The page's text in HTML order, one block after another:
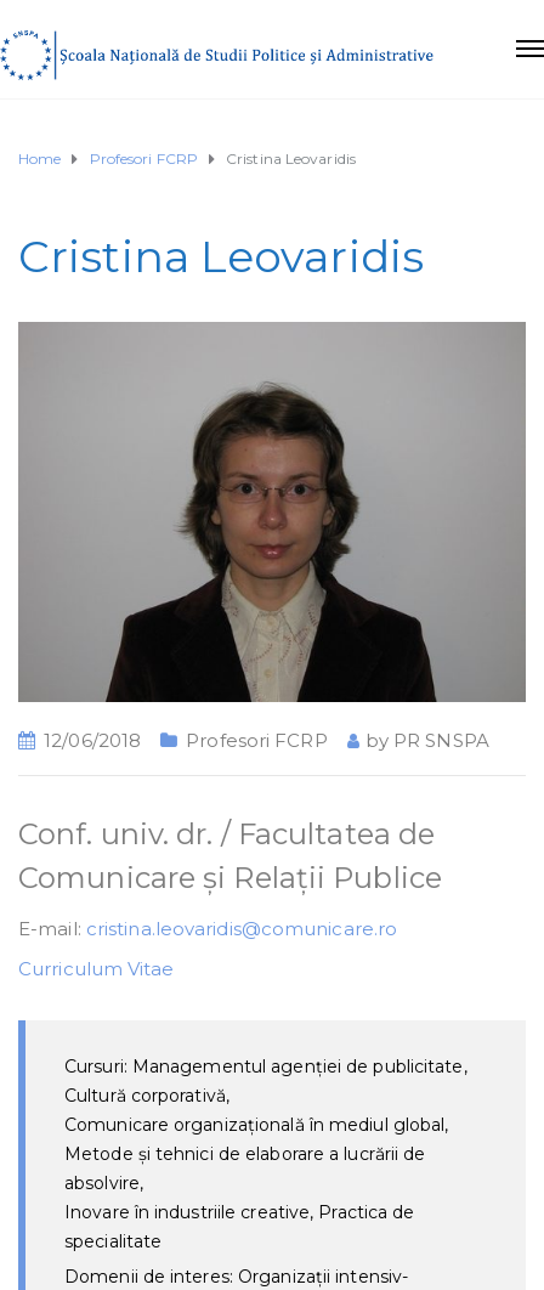
Home Profesori FCRP Cristina Leovaridis
Cristina Leovaridis
12/06/2018 Profesori FCRP by PR SNSPA
Conf. univ. dr. / Facultatea de
Comunicare și Relații Publice
E-mail: cristina.leovaridis@comunicare.ro
Curriculum Vitae
Cursuri: Managementul agenției de publicitate,
Cultură corporativă,
Comunicare organizațională în mediul global,
Metode și tehnici de elaborare a lucrării de
absolvire,
Inovare în industriile creative, Practica de
specialitate
Domenii de interes: Organizații intensiv-